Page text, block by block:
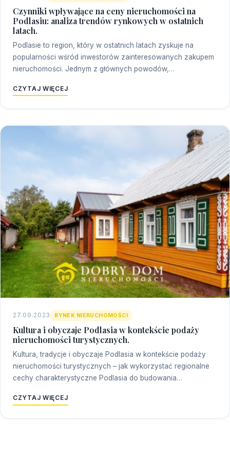
Czynniki wpływające na ceny nieruchomości na
Podlasiu: analiza trendów rynkowych w ostatnich
latach.
Podlasie to region, który w ostatnich latach zyskuje na
popularności wśród inwestorów zainteresowanych zakupem
nieruchomości. Jednym z głównych powodów,…
CZYTAJ WIĘCEJ
27.09.2023 RYNEK NIERUCHOMOŚCI
Kultura i obyczaje Podlasia w kontekście podaży
nieruchomości turystycznych.
Kultura, tradycje i obyczaje Podlasia w kontekście podaży
nieruchomości turystycznych – jak wykorzystać regionalne
cechy charakterystyczne Podlasia do budowania…
CZYTAJ WIĘCEJ